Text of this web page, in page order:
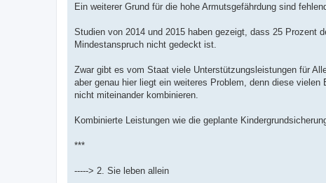
Ein weiterer Grund für die hohe Armutsgefährdung sind
Studien von 2014 und 2015 haben gezeigt, dass 25 Prozent
Mindestanspruch nicht gedeckt ist.
Zwar gibt es vom Staat viele Unterstützungsleistungen für
aber genau hier liegt ein weiteres Problem, denn diese
nicht miteinander kombinieren.
Kombinierte Leistungen wie die geplante
***
-----> 2. Sie leben allein